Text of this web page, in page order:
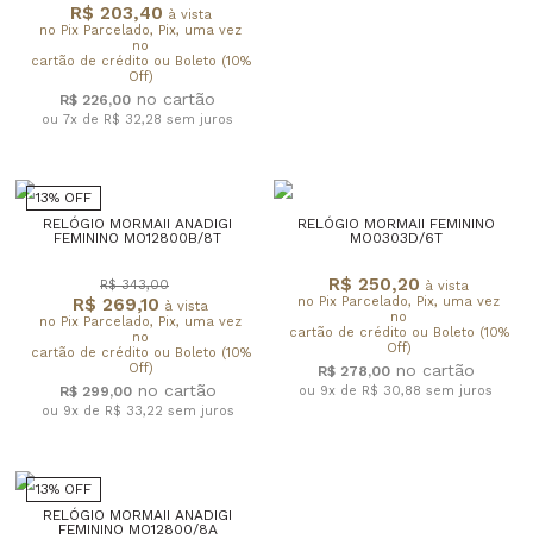
R$ 203,40 à vista
no Pix Parcelado, Pix, uma vez
no
cartão de crédito ou Boleto (10%
Off)
R$ 226,00
ou 7x de R$ 32,28 sem juros
13% OFF
RELÓGIO MORMAII ANADIGI
FEMININO MO12800B/8T
R$ 269,10 à vista
no Pix Parcelado, Pix, uma vez
no
cartão de crédito ou Boleto (10%
Off)
R$ 343,00
R$ 299,00
ou 9x de R$ 33,22 sem juros
RELÓGIO MORMAII FEMININO
MO0303D/6T
R$ 250,20 à vista
no Pix Parcelado, Pix, uma vez
no
cartão de crédito ou Boleto (10%
Off)
R$ 278,00
ou 9x de R$ 30,88 sem juros
13% OFF
RELÓGIO MORMAII ANADIGI
FEMININO MO12800/8A